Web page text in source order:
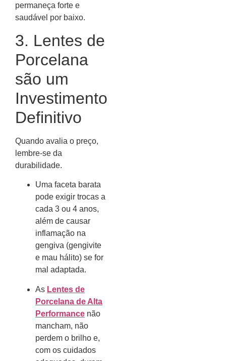
permaneça forte e
saudável por baixo.
3. Lentes de
Porcelana
são um
Investimento
Definitivo
Quando avalia o preço,
lembre-se da
durabilidade.
Uma faceta barata
pode exigir trocas a
cada 3 ou 4 anos,
além de causar
inflamação na
gengiva (gengivite
e mau hálito) se for
mal adaptada.
As Lentes de
Porcelana de Alta
Performance não
mancham, não
perdem o brilho e,
com os cuidados